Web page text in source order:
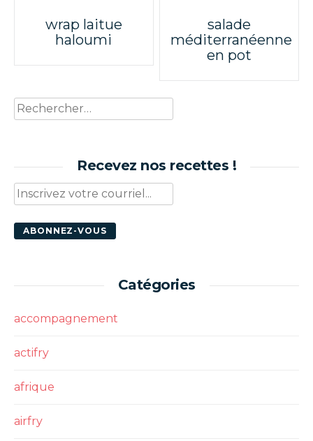
Poste
navigation
wrap laitue
haloumi
salade
méditerranéenne
en pot
Rechercher :
Recevez nos recettes !
Catégories
accompagnement
actifry
afrique
airfry